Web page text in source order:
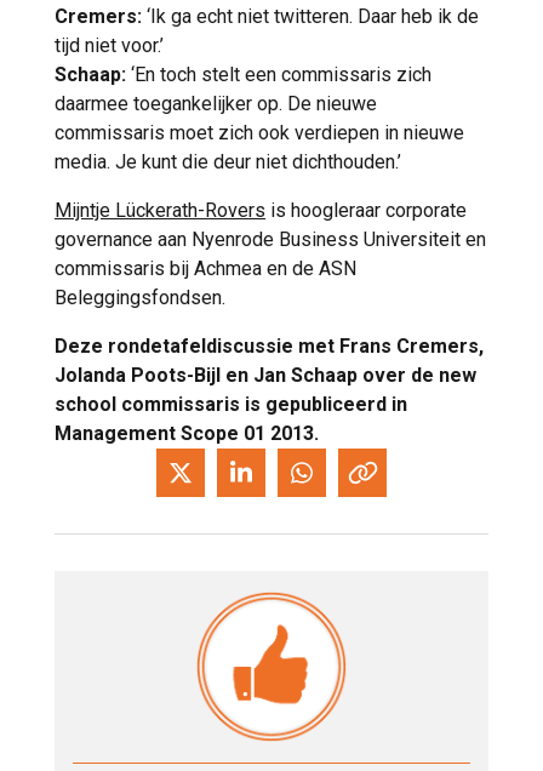
Cremers: ‘Ik ga echt niet twitteren. Daar heb ik de
tijd niet voor.’
Schaap: ‘En toch stelt een commissaris zich
daarmee toegankelijker op. De nieuwe
commissaris moet zich ook verdiepen in nieuwe
media. Je kunt die deur niet dichthouden.’
Mijntje Lückerath-Rovers is hoogleraar corporate
governance aan Nyenrode Business Universiteit en
commissaris bij Achmea en de ASN
Beleggingsfondsen.
Deze rondetafeldiscussie met Frans Cremers,
Jolanda Poots-Bijl en Jan Schaap over de new
school commissaris is gepubliceerd in
Management Scope 01 2013.